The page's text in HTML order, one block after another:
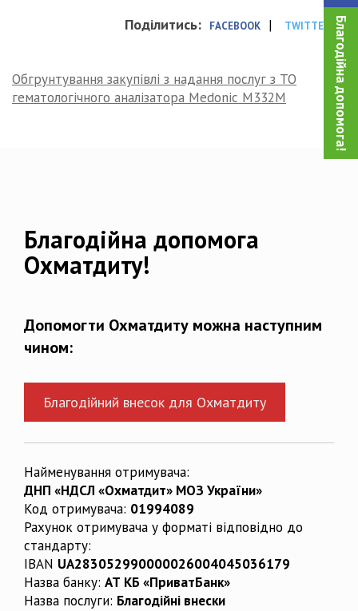
Благодійна допомога!
Поділитись: FACEBOOK | TWITTER
Обгрунтування закупівлі з надання послуг з ТО
гематологічного аналізатора Medonic M332M
Благодійна допомога
Охматдиту!
Допомогти Охматдиту можна наступним
чином:
Благодійний внесок для Охматдиту
Найменування отримувача:
ДНП «НДСЛ «Охматдит» МОЗ України»
Код отримувача: 01994089
Рахунок отримувача у форматі відповідно до
стандарту:
IBAN UA283052990000026004045036179
Назва банку: АТ КБ «ПриватБанк»
Назва послуги: Благодійні внески